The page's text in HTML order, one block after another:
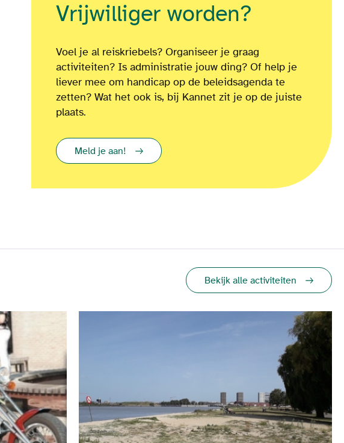
Vrijwilliger worden?
Voel je al reiskriebels? Organiseer je graag
activiteiten? Is administratie jouw ding? Of help je
liever mee om handicap op de beleidsagenda te
zetten? Wat het ook is, bij Kannet zit je op de juiste
plaats.
Meld je aan!
Bekijk alle activiteiten